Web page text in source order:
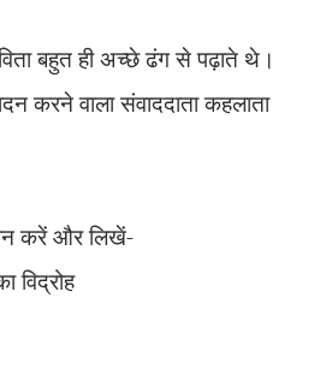
बहुत ही अच्छे ढंग से पढ़ाते थे।
करने वाला संवाददाता कहलाता
करें और लिखें-
विद्रोह